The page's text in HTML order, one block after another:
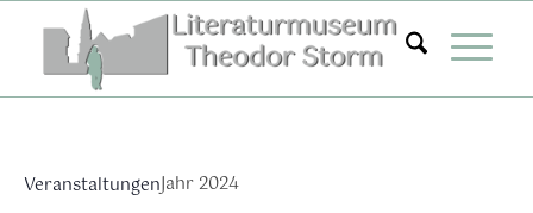
springen
VeranstaltungenJahr 2024